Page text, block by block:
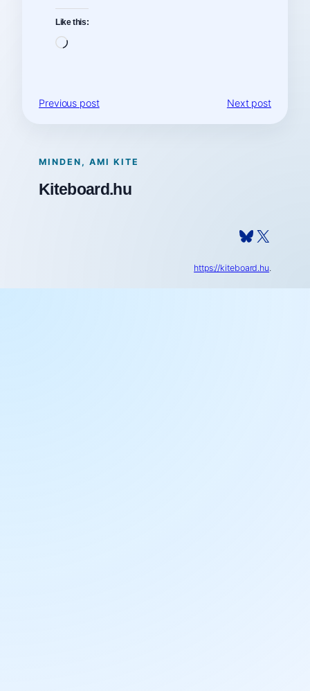
Like this:
Loading…
Previous post Next post
MINDEN, AMI KITE
Kiteboard.hu
Bluesky X
https://kiteboard.hu.